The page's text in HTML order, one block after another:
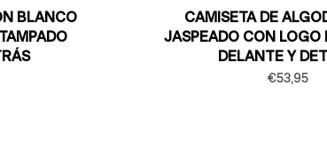
BLANCO
CAMISETA DE
JASPEADO CON LOGO
DELANTE Y
€53,95